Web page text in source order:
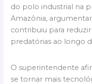
do polo industrial na
Amazônia,
contribuiu para
predatórias ao longo
O superintendente
se tornar mais